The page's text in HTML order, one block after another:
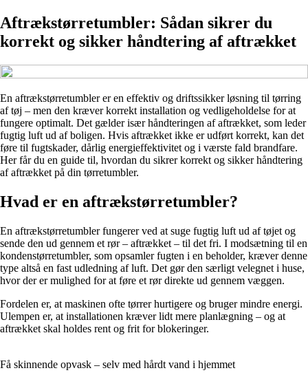
Aftrækstørretumbler: Sådan sikrer du
korrekt og sikker håndtering af aftrækket
En aftrækstørretumbler er en effektiv og driftssikker løsning til tørring
af tøj – men den kræver korrekt installation og vedligeholdelse for at
fungere optimalt. Det gælder især håndteringen af aftrækket, som leder
fugtig luft ud af boligen. Hvis aftrækket ikke er udført korrekt, kan det
føre til fugtskader, dårlig energieffektivitet og i værste fald brandfare.
Her får du en guide til, hvordan du sikrer korrekt og sikker håndtering
af aftrækket på din tørretumbler.
Hvad er en aftrækstørretumbler?
En aftrækstørretumbler fungerer ved at suge fugtig luft ud af tøjet og
sende den ud gennem et rør – aftrækket – til det fri. I modsætning til en
kondenstørretumbler, som opsamler fugten i en beholder, kræver denne
type altså en fast udledning af luft. Det gør den særligt velegnet i huse,
hvor der er mulighed for at føre et rør direkte ud gennem væggen.
Fordelen er, at maskinen ofte tørrer hurtigere og bruger mindre energi.
Ulempen er, at installationen kræver lidt mere planlægning – og at
aftrækket skal holdes rent og frit for blokeringer.
Få skinnende opvask – selv med hårdt vand i hjemmet